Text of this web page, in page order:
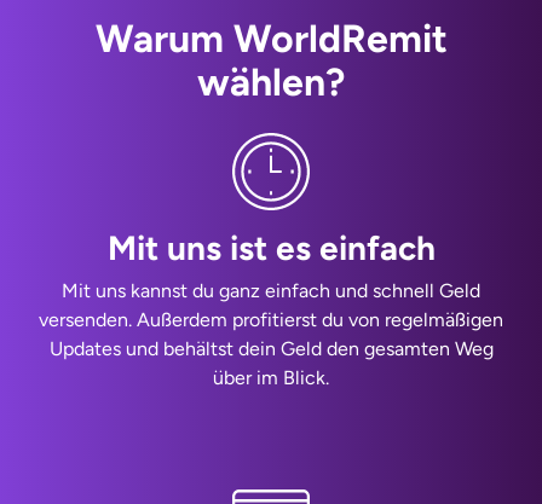
Warum WorldRemit
wählen?
Mit uns ist es einfach
Mit uns kannst du ganz einfach und schnell Geld
versenden. Außerdem profitierst du von regelmäßigen
Updates und behältst dein Geld den gesamten Weg
über im Blick.